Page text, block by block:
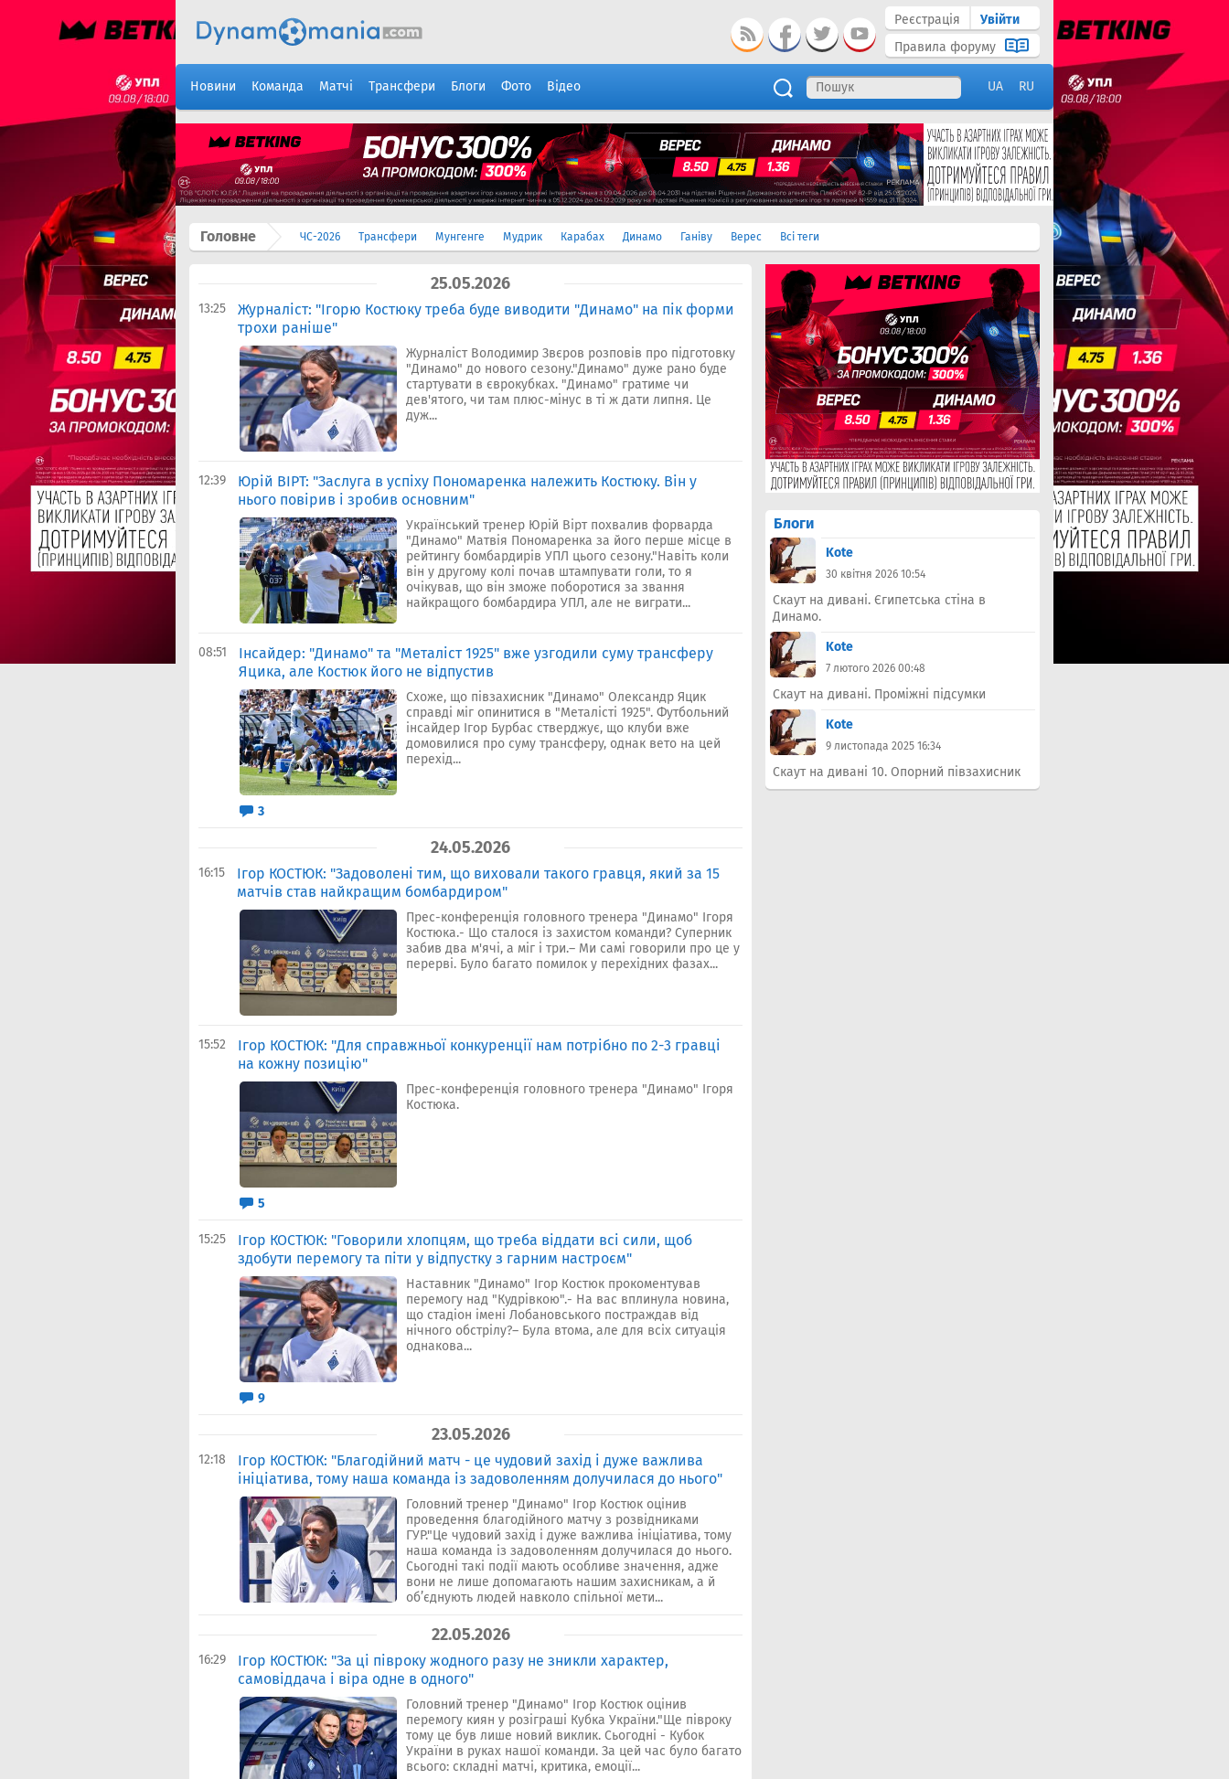
Реєстрація
Увійти
Правила форуму
Новини Команда Матчі Трансфери Блоги Фото Відео UA RU
Головне ЧС-2026 Трансфери Мунгенге Мудрик Карабах Динамо Ганіву Верес Всі теги
25.05.2026
13:25
Журналіст: "Ігорю Костюку треба буде виводити "Динамо" на пік форми
трохи раніше"
Журналіст Володимир Звєров розповів про підготовку
"Динамо" до нового сезону."Динамо" дуже рано буде
стартувати в єврокубках. "Динамо" гратиме чи
дев'ятого, чи там плюс-мінус в ті ж дати липня. Це
дуж...
12:39
Юрій ВІРТ: "Заслуга в успіху Пономаренка належить Костюку. Він у
нього повірив і зробив основним"
Український тренер Юрій Вірт похвалив форварда
"Динамо" Матвія Пономаренка за його перше місце в
рейтингу бомбардирів УПЛ цього сезону."Навіть коли
він у другому колі почав штампувати голи, то я
очікував, що він зможе поборотися за звання
найкращого бомбардира УПЛ, але не виграти...
08:51
Інсайдер: "Динамо" та "Металіст 1925" вже узгодили суму трансферу
Яцика, але Костюк його не відпустив
Схоже, що півзахисник "Динамо" Олександр Яцик
справді міг опинитися в "Металісті 1925". Футбольний
інсайдер Ігор Бурбас стверджує, що клуби вже
домовилися про суму трансферу, однак вето на цей
перехід...
3
24.05.2026
16:15
Ігор КОСТЮК: "Задоволені тим, що виховали такого гравця, який за 15
матчів став найкращим бомбардиром"
Прес-конференція головного тренера "Динамо" Ігоря
Костюка.- Що сталося із захистом команди? Суперник
забив два м'ячі, а міг і три.– Ми самі говорили про це у
перерві. Було багато помилок у перехідних фазах...
15:52
Ігор КОСТЮК: "Для справжньої конкуренції нам потрібно по 2-3 гравці
на кожну позицію"
Прес-конференція головного тренера "Динамо" Ігоря
Костюка.
5
15:25
Ігор КОСТЮК: "Говорили хлопцям, що треба віддати всі сили, щоб
здобути перемогу та піти у відпустку з гарним настроєм"
Наставник "Динамо" Ігор Костюк прокоментував
перемогу над "Кудрівкою".- На вас вплинула новина,
що стадіон імені Лобановського постраждав від
нічного обстрілу?– Була втома, але для всіх ситуація
однакова...
9
23.05.2026
12:18
Ігор КОСТЮК: "Благодійний матч - це чудовий захід і дуже важлива
ініціатива, тому наша команда із задоволенням долучилася до нього"
Головний тренер "Динамо" Ігор Костюк оцінив
проведення благодійного матчу з розвідниками
ГУР."Це чудовий захід і дуже важлива ініціатива, тому
наша команда із задоволенням долучилася до нього.
Сьогодні такі події мають особливе значення, адже
вони не лише допомагають нашим захисникам, а й
об’єднують людей навколо спільної мети...
22.05.2026
16:29
Ігор КОСТЮК: "За ці півроку жодного разу не зникли характер,
самовіддача і віра одне в одного"
Головний тренер "Динамо" Ігор Костюк оцінив
перемогу киян у розіграші Кубка України."Ще півроку
тому це був лише новий виклик. Сьогодні - Кубок
України в руках нашої команди. За цей час було багато
всього: складні матчі, критика, емоції...
Блоги
Kote
30 квітня 2026 10:54
Скаут на дивані. Єгипетська стіна в
Динамо.
Kote
7 лютого 2026 00:48
Скаут на дивані. Проміжні підсумки
Kote
9 листопада 2025 16:34
Скаут на дивані 10. Опорний півзахисник